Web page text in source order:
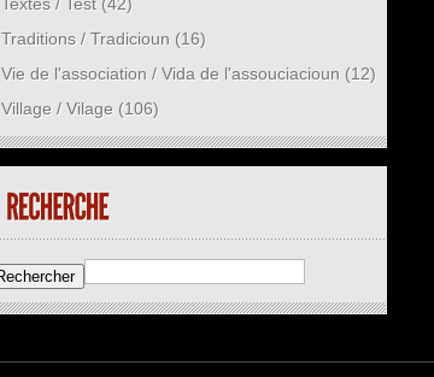
Traditions / Tradicioun (16)
Vie de l'association / Vida de l'assouciacioun (12)
Village / Vilage (106)